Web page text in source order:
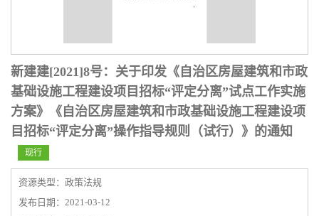
新建建[2021]8号：关于印发《自治区房屋建筑和市政
基础设施工程建设项目招标“评定分离”试点工作实施
方案》《自治区房屋建筑和市政基础设施工程建设项
目招标“评定分离”操作指导规则（试行）》的通知
现行
资源类型：政策法规
发布日期：2021-03-12